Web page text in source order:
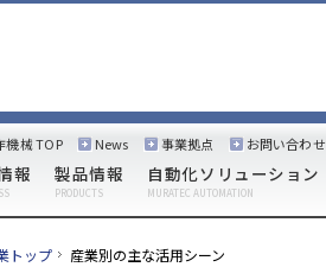
報 製品情報
PRODUCTS
自動化ソリューション
MURATEC AUTOMATION
機械 TOP News 事業拠点 お問い合わせ
トップ 産業別の主な活用シーン